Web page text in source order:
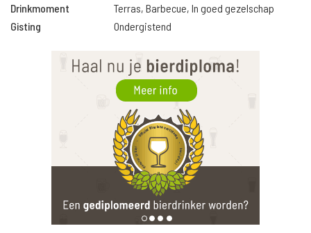
Drinkmoment
Terras, Barbecue, In goed gezelschap
Gisting
Ondergistend